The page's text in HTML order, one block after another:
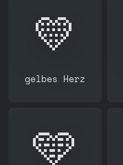
💛
gelbes Herz
🩵